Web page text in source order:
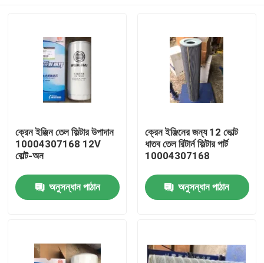
বাড়ি
ক্রেন ইঞ্জিন তেল ফিল্টার উপাদান
10004307168 12V
বোল্ট-অন
অনুসন্ধান পাঠান
ক্রেন ইঞ্জিনের জন্য 12 ভোল্ট
ধাতব তেল রিটার্ন ফিল্টার পার্ট
10004307168
অনুসন্ধান পাঠান